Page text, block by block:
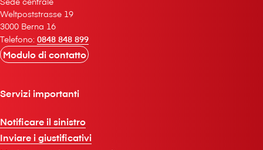
Weltpoststrasse 19
3000 Berna 16
Telefono: 0848 848 899
Modulo di contatto
Servizi importanti
Notificare il sinistro
Inviare i giustificativi